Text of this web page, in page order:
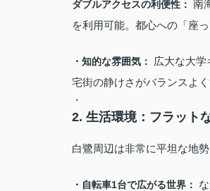
ダブルアクセスの利便性： 南
を利用可能。都心への「座
・知的な雰囲気：
広大な大
宅街の静けさがバランスよ
・
2. 生活環境：フラット
白鷺周辺は非常に平坦な地
・自転車1台で広がる世界：